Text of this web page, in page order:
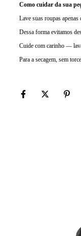
Como cuidar da sua
Lave suas roupas apenas
Dessa forma evitamos
Cuide com carinho —
Para a secagem, sem